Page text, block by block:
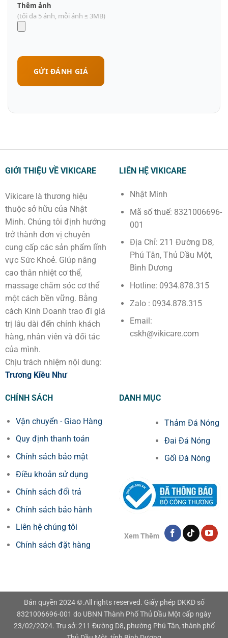
Thêm ảnh
(tối đa 5 ảnh, mỗi ảnh ≤ 3MB)
GỬI ĐÁNH GIÁ
GIỚI THIỆU VỀ VIKICARE
Vikicare là thương hiệu
thuộc sở hữu của Nhật
Minh. Chúng tôi định hướng
trở thành đơn vị chuyên
cung cấp các sản phẩm lĩnh
vực Sức Khoẻ. Giúp nâng
cao thân nhiệt cơ thể,
massage chăm sóc cơ thể
một cách bền vững. Bằng
cách Kinh Doanh trao đi giá
trị lâu dài đến chính khách
hàng, nhân viên và đối tác
của mình.
Chịu trách nhiệm nội dung:
Trương Kiều Như
LIÊN HỆ VIKICARE
Nhật Minh
Mã số thuế: 8321006696-
001
Địa Chỉ: 211 Đường D8,
Phú Tân, Thủ Dầu Một,
Bình Dương
Hotline: 0934.878.315
Zalo : 0934.878.315
Email:
cskh@vikicare.com
CHÍNH SÁCH
Vận chuyển - Giao Hàng
Quy định thanh toán
Chính sách bảo mật
Điều khoản sử dụng
Chính sách đổi trả
Chính sách bảo hành
Liên hệ chúng tôi
Chính sách đặt hàng
DANH MỤC
Thảm Đá Nóng
Đai Đá Nóng
Gối Đá Nóng
Xem Thêm
Bản quyền 2024 ©.All rights reserved. Giấy phép ĐKKD số
8321006696-001 do UBNN Thành Phố Thủ Dầu Một cấp ngày
23/02/2024. Trụ sở: 211 Đường D8, phường Phú Tân, thành phố